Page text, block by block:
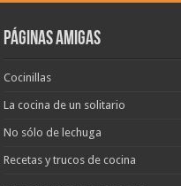
Páginas amigas
Cocinillas
La cocina de un solitario
No sólo de lechuga
Recetas y trucos de cocina